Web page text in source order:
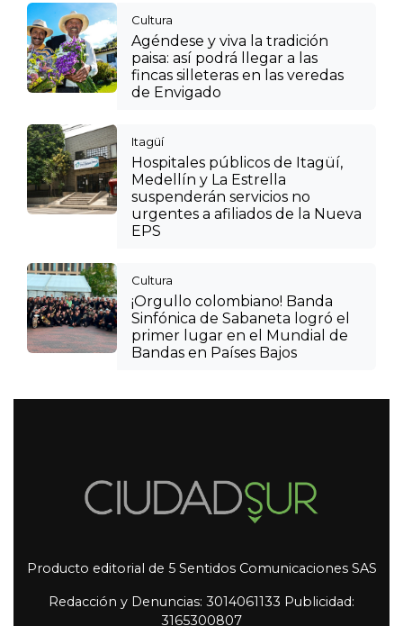
Cultura
Agéndese y viva la tradición
paisa: así podrá llegar a las
fincas silleteras en las veredas
de Envigado
Itagüí
Hospitales públicos de Itagüí,
Medellín y La Estrella
suspenderán servicios no
urgentes a afiliados de la Nueva
EPS
Cultura
¡Orgullo colombiano! Banda
Sinfónica de Sabaneta logró el
primer lugar en el Mundial de
Bandas en Países Bajos
Producto editorial de 5 Sentidos Comunicaciones SAS
Redacción y Denuncias: 3014061133 Publicidad:
3165300807